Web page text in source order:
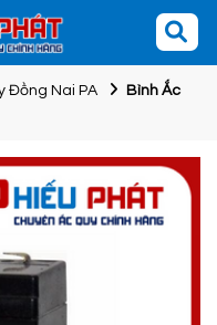
Đồng Nai PA
Bình Ắc